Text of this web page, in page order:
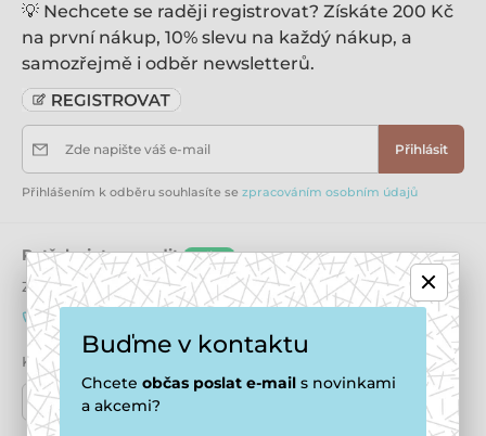
💡 Nechcete se raději registrovat? Získáte 200 Kč
na první nákup, 10% slevu na každý nákup, a
samozřejmě i odběr newsletterů.
Zde napište váš e-mail Přihlásit
Přihlášením k odběru souhlasíte se zpracováním osobním údajů
Potřebujete poradit online
Zákaznický servis je k dispozici
+420 771 194 837
info@puppydaycare.cz
Kde nás najdete
Naše prodejny
Buďme v kontaktu
Chcete občas poslat e-mail s novinkami
a akcemi?